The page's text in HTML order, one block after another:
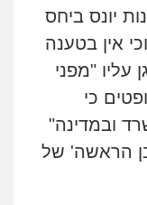
יונס ביחס
אין בטענה
עליו "מפני
כי
ובמדינה"
הראשה' של